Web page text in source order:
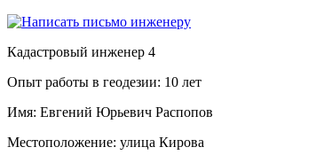
Кадастровый инженер 4
Опыт работы в геодезии: 10 лет
Имя: Евгений Юрьевич Распопов
Местоположение: улица Кирова